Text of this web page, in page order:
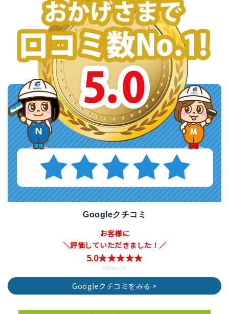
Googleクチコミ
お客様に
＼評価していただきました！／
5.0★★★★★
評価数15件
Googleクチコミをみる >